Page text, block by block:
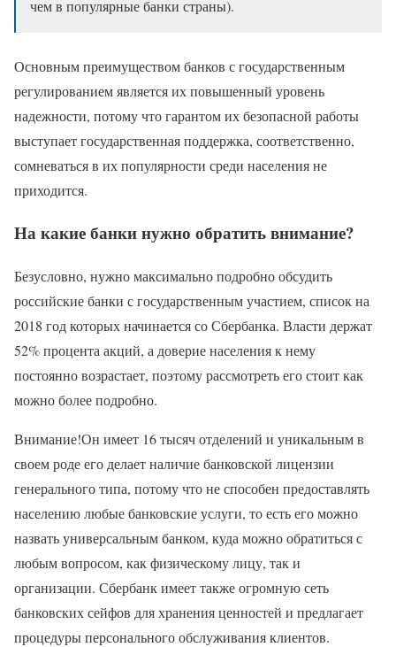
чем в популярные банки страны).
Основным преимуществом банков с государственным
регулированием является их повышенный уровень
надежности, потому что гарантом их безопасной работы
выступает государственная поддержка, соответственно,
сомневаться в их популярности среди населения не
приходится.
На какие банки нужно обратить внимание?
Безусловно, нужно максимально подробно обсудить
российские банки с государственным участием, список на
2018 год которых начинается со Сбербанка. Власти держат
52% процента акций, а доверие населения к нему
постоянно возрастает, поэтому рассмотреть его стоит как
можно более подробно.
Внимание!Он имеет 16 тысяч отделений и уникальным в
своем роде его делает наличие банковской лицензии
генерального типа, потому что не способен предоставлять
населению любые банковские услуги, то есть его можно
назвать универсальным банком, куда можно обратиться с
любым вопросом, как физическому лицу, так и
организации. Сбербанк имеет также огромную сеть
банковских сейфов для хранения ценностей и предлагает
процедуры персонального обслуживания клиентов.